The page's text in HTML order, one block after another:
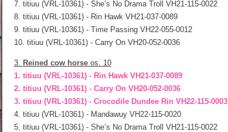
7. titiuu (VRL-10361) - She’s No Drama Troll VH21-115-0022
8. titiuu (VRL-10361) - Rin Hawk VH21-037-0089
9. titiuu (VRL-10361) - Time Passing VH22-055-0012
10. titiuu (VRL-10361) - Carry On VH20-052-0036
3. Reined cow horseos. 10
1. titiuu (VRL-10361) - Rin Hawk VH21-037-0089
2. titiuu (VRL-10361) - Carry On VH20-052-0036
3. titiuu (VRL-10361) - Crocodile Dundee Rin VH22-115-0003
4. titiuu (VRL-10361) - Mandawuy VH22-115-0020
5. titiuu (VRL-10361) - She’s No Drama Troll VH21-115-0022